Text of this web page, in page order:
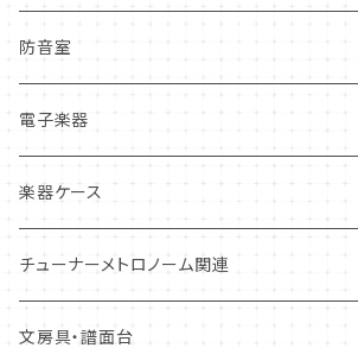
ホルン
ユーフォニアム
チューバ
ホルン
ユーフォニアム
サックス
トロンボーン・ユーフォニアム
チューバ
リード
クラリネットリード
サックスリード
ミュート・アクセサリー
オイル・グリス
管楽器お手入れ用品
トレーニング
ヴィオラ
ヴァイオリン
ヴィオラ
松脂
弦楽器お手入れ用品
ケース
本体ケース
弓ケース
スタンド
弓
マレット
スティック
ドラムヘッド
打楽器お手入れ用品
オカリナ
アップライトピアノ
グランドピアノ
電子ピアノ
防音室
電子楽器
電子ドラム
ウィンドシンセサイザー
ケース
楽器ケース
ハードケース
ソフトケース
チューナーメトロノーム関連
文房具・譜面台